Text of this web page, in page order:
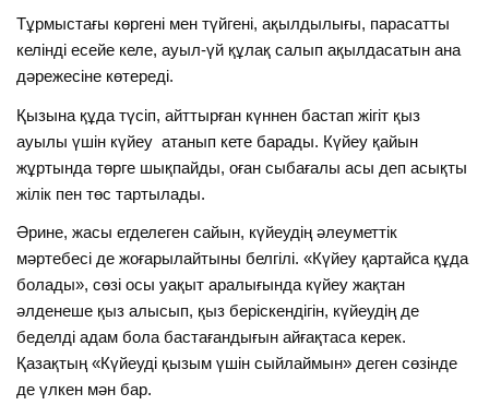
Тұрмыстағы көргені мен түйгені, ақылдылығы, парасатты
келінді есейе келе, ауыл-үй құлақ салып ақылдасатын ана
дәрежесіне көтереді.
Қызына құда түсіп, айттырған күннен бастап жігіт қыз
ауылы үшін күйеу атанып кете барады. Күйеу қайын
жұртында төрге шықпайды, оған сыбағалы асы деп асықты
жілік пен төс тартылады.
Әрине, жасы егделеген сайын, күйеудің әлеуметтік
мәртебесі де жоғарылайтыны белгілі. «Күйеу қартайса құда
болады», сөзі осы уақыт аралығында күйеу жақтан
әлденеше қыз алысып, қыз беріскендігін, күйеудің де
беделді адам бола бастағандығын айғақтаса керек.
Қазақтың «Күйеуді қызым үшін сыйлаймын» деген сөзінде
де үлкен мән бар.